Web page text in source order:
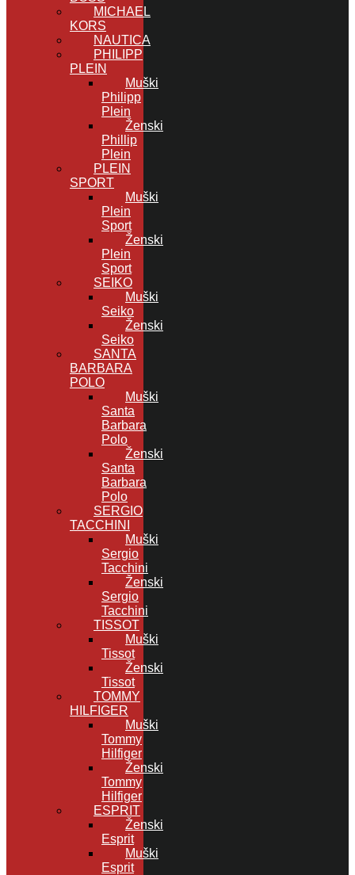
MICHAEL
KORS
NAUTICA
PHILIPP
PLEIN
Muški
Philipp
Plein
Ženski
Phillip
Plein
PLEIN
SPORT
Muški
Plein
Sport
Ženski
Plein
Sport
SEIKO
Muški
Seiko
Ženski
Seiko
SANTA
BARBARA
POLO
Muški
Santa
Barbara
Polo
Ženski
Santa
Barbara
Polo
SERGIO
TACCHINI
Muški
Sergio
Tacchini
Ženski
Sergio
Tacchini
TISSOT
Muški
Tissot
Ženski
Tissot
TOMMY
HILFIGER
Muški
Tommy
Hilfiger
Ženski
Tommy
Hilfiger
ESPRIT
Ženski
Esprit
Muški
Esprit